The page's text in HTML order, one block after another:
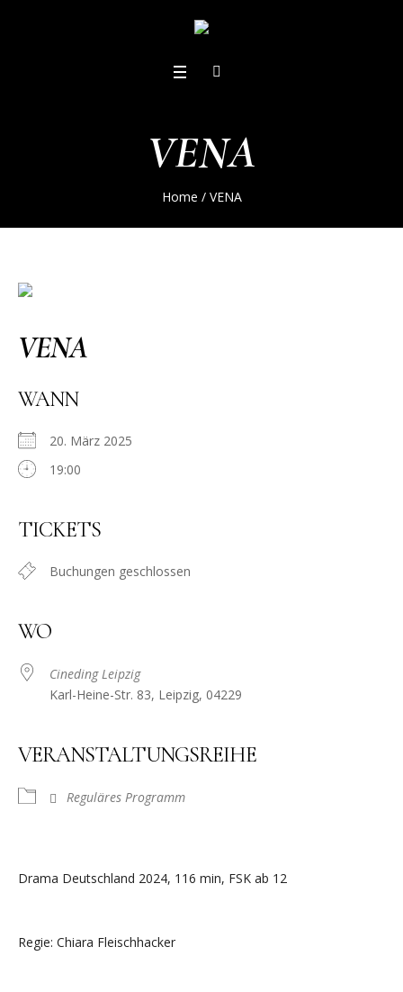
VENA
Home / VENA
VENA
WANN
20. März 2025
19:00
TICKETS
Buchungen geschlossen
WO
Cineding Leipzig
Karl-Heine-Str. 83, Leipzig, 04229
VERANSTALTUNGSREIHE
Reguläres Programm
Drama Deutschland 2024, 116 min, FSK ab 12
Regie: Chiara Fleischhacker